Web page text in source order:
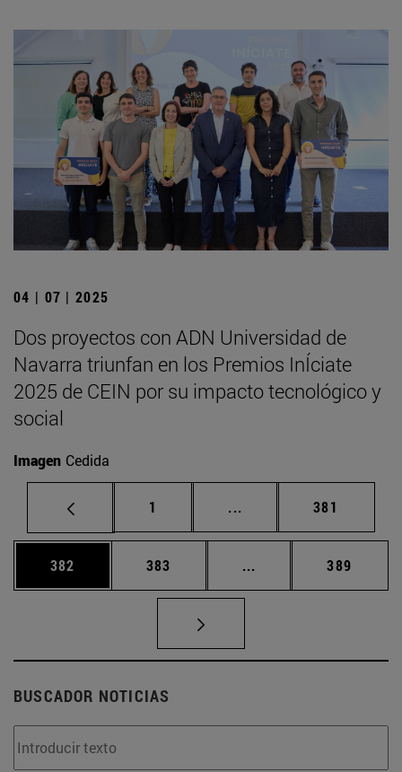
04 | 07 | 2025
Dos proyectos con ADN Universidad de
Navarra triunfan en los Premios InÍciate
2025 de CEIN por su impacto tecnológico y
social
Imagen Cedida
Página
1 ... Páginas intermedias
Página
381
Página
382 Página
383 ... Páginas intermedias
Página
389
BUSCADOR NOTICIAS